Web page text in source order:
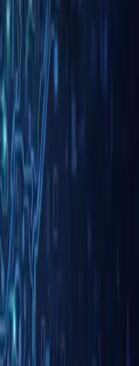
zabezpieczyło
pozyskując
w tym znaczące 30
infuzja podnosi
300 miliardów
w porównaniu z
ma na celu
inteligencją,
i ulepszenie
ChatGPT.
się do rychłej
zajmująca się
branżowi uważnie
wpłyną na
trajektorię